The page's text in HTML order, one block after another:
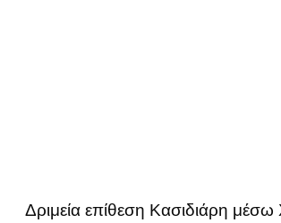
Δριμεία επίθεση Κασιδιάρη μέσω